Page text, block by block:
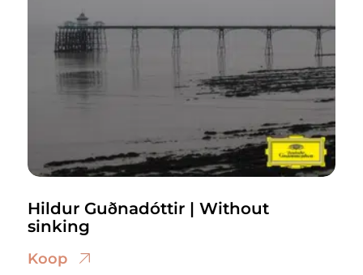
Hildur Guðnadóttir | Without
sinking
Koop